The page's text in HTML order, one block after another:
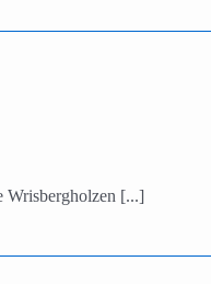
Wrisbergholzen [...]